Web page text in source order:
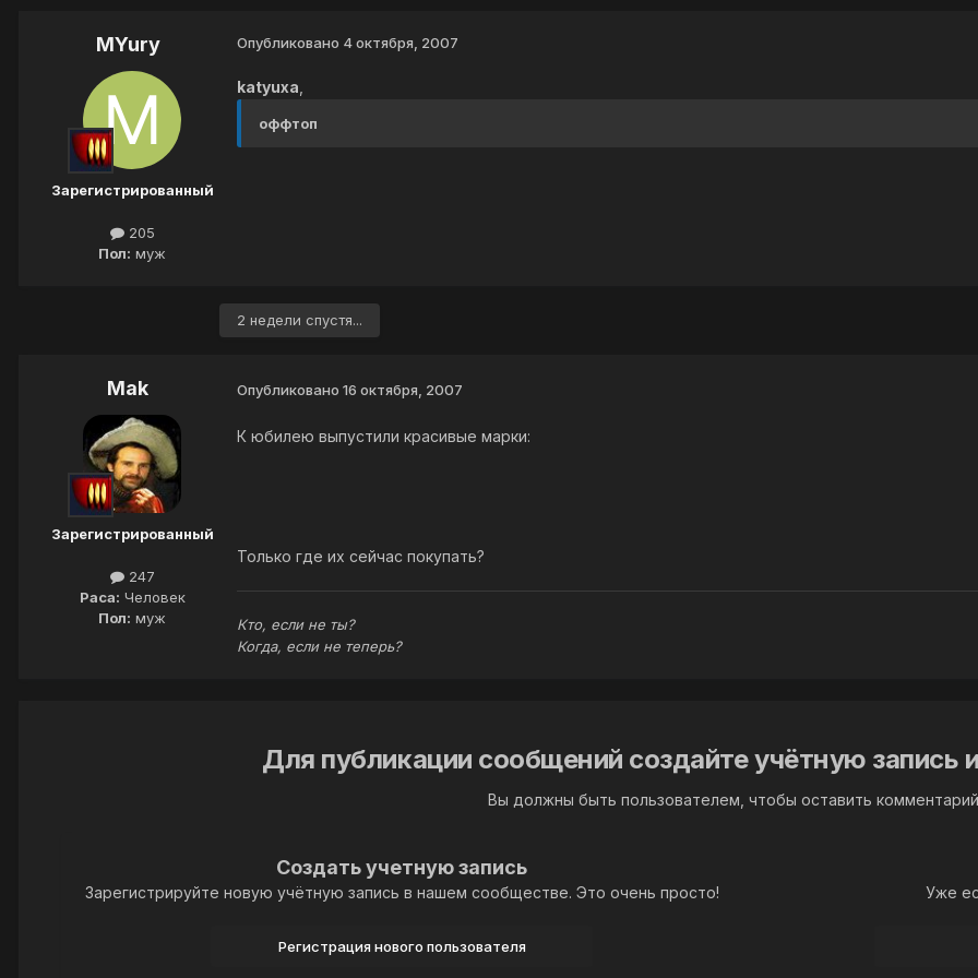
MYury
Зарегистрированный
205
Пол: муж
Опубликовано 4 октября, 2007
katyuxa
оффтоп
2 недели спустя...
Mak
Зарегистрированный
247
Раса: Человек
Пол: муж
Опубликовано 16 октября, 2007
К юбилею выпустили красивые марки:
Кто, если не ты?
Когда, если не теперь?